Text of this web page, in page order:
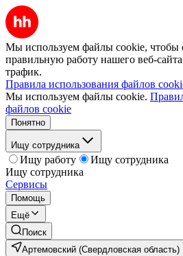
Мы используем файлы cookie, чтобы
правильную работу нашего веб-
трафик.
Правила использования файлов
Мы используем файлы cookie.
файлов cookie
Понятно
Ищу сотрудника
Ищу работу
Ищу сотрудника
Ищу сотрудника
Сервисы
Помощь
Ещё
Поиск
Артемовский (Свердловская область)